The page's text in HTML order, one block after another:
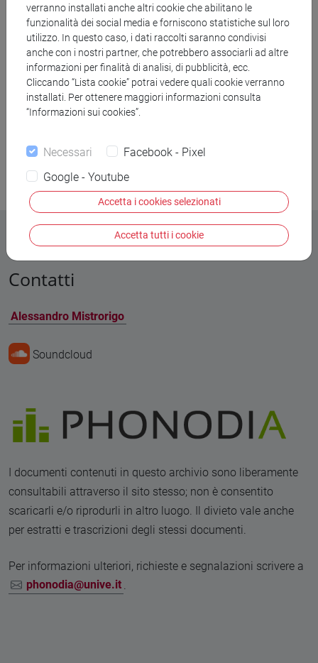
Stati Uniti
Sudafrica 1
Turchia
Uruguay
Contatti
Alessandro Mistrorigo
Soundcloud
I documenti contenuti in questo archivio sono liberamente
consultabili attraverso il sito stesso; non è consentito
scaricarli e/o riprodurli in altro luogo. Il divieto vale anche
per estratti e trascrizioni degli stessi documenti.
Per informazioni ulteriori, richieste e segnalazioni scrivere a
phonodia@unive.it
verranno installati anche altri cookie che abilitano le
funzionalità dei social media e forniscono statistiche sul loro
utilizzo. In questo caso, i dati raccolti saranno condivisi
anche con i nostri partner, che potrebbero associarli ad altre
informazioni per finalità di analisi, di pubblicità, ecc.
Cliccando “Lista cookie” potrai vedere quali cookie verranno
installati. Per ottenere maggiori informazioni consulta
“Informazioni sui cookies”.
Necessari
Facebook - Pixel
Google - Youtube
Accetta i cookies selezionati
Accetta tutti i cookie